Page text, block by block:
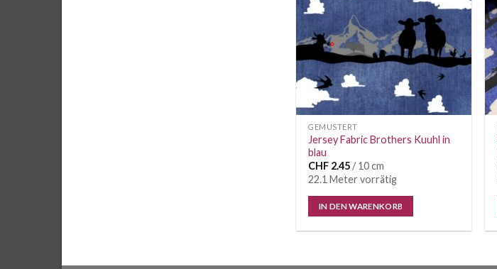
GEMUSTERT
Jersey Fabric Brothers Kuuhl in
blau
CHF 2.45/ 10 cm
22.1 Meter vorrätig
IN DEN WARENKORB